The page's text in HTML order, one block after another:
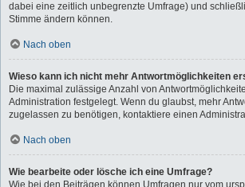
dabei eine zeitlich unbegrenzte Umfrage) und
Stimme ändern können.
Nach oben
Wieso kann ich nicht mehr Antwortmöglichkeiten
Die maximal zulässige Anzahl von
Administration festgelegt. Wenn du glaubst, mehr
zugelassen zu benötigen, kontaktiere einen
Nach oben
Wie bearbeite oder lösche ich eine Umfrage?
Wie bei den Beiträgen können Umfragen nur vom